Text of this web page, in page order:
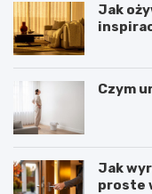
Jak
Czym
Jak
proste